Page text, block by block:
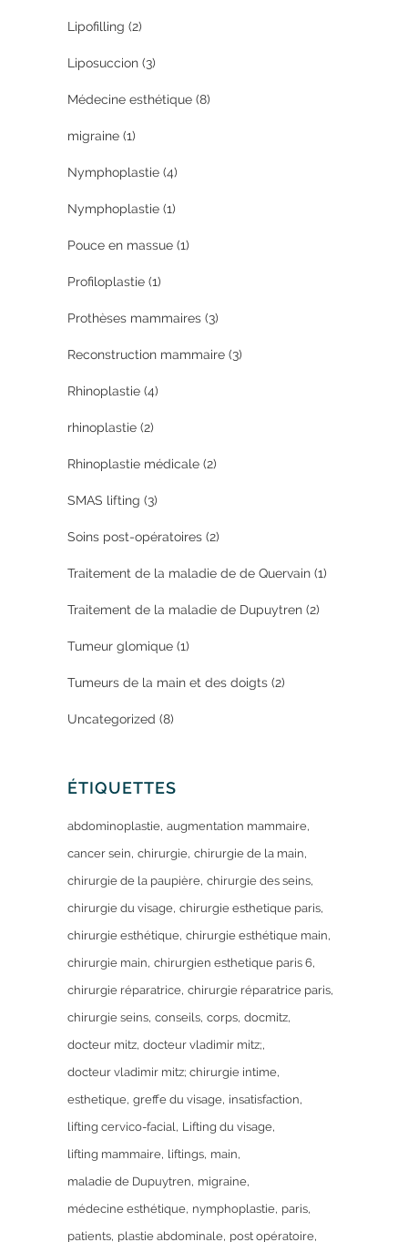
Lipofilling (2)
Liposuccion (3)
Médecine esthétique (8)
migraine (1)
Nymphoplastie (4)
Nymphoplastie (1)
Pouce en massue (1)
Profiloplastie (1)
Prothèses mammaires (3)
Reconstruction mammaire (3)
Rhinoplastie (4)
rhinoplastie (2)
Rhinoplastie médicale (2)
SMAS lifting (3)
Soins post-opératoires (2)
Traitement de la maladie de de Quervain (1)
Traitement de la maladie de Dupuytren (2)
Tumeur glomique (1)
Tumeurs de la main et des doigts (2)
Uncategorized (8)
ÉTIQUETTES
abdominoplastie augmentation mammaire
cancer sein chirurgie chirurgie de la main
chirurgie de la paupière chirurgie des seins
chirurgie du visage chirurgie esthetique paris
chirurgie esthétique chirurgie esthétique main
chirurgie main chirurgien esthetique paris 6
chirurgie réparatrice chirurgie réparatrice paris
chirurgie seins conseils corps docmitz
docteur mitz docteur vladimir mitz;
docteur vladimir mitz; chirurgie intime
esthetique greffe du visage insatisfaction
lifting cervico-facial Lifting du visage
lifting mammaire liftings main
maladie de Dupuytren migraine
médecine esthétique nymphoplastie paris
patients plastie abdominale post opératoire